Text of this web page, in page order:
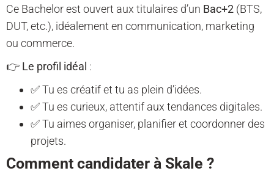
Ce Bachelor est ouvert aux titulaires d’un Bac+2 (BTS,
DUT, etc.), idéalement en communication, marketing
ou commerce.
👉 Le profil idéal :
✅ Tu es créatif et tu as plein d’idées.
✅ Tu es curieux, attentif aux tendances digitales.
✅ Tu aimes organiser, planifier et coordonner des
projets.
Comment candidater à Skale ?